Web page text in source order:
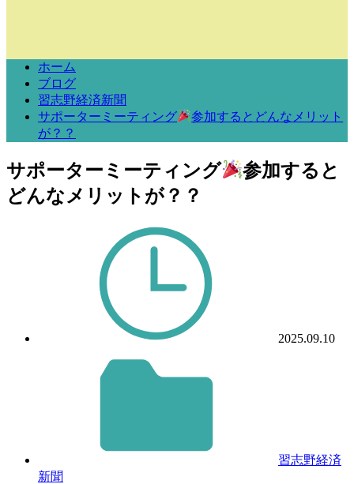
ホーム
ブログ
習志野経済新聞
サポーターミーティング
参加するとどんなメリット
が？？
サポーターミーティング
参加すると
どんなメリットが？？
2025.09.10
習志野経済
新聞